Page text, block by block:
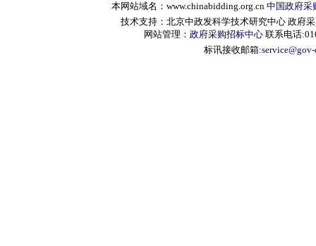
本网站域名：www.chinabidding.org.cn 中国政府采
技术支持：北京中政发科学技术研究中心 政府
网站管理： 政府采购招标中心 联系电话
标讯接收邮箱: